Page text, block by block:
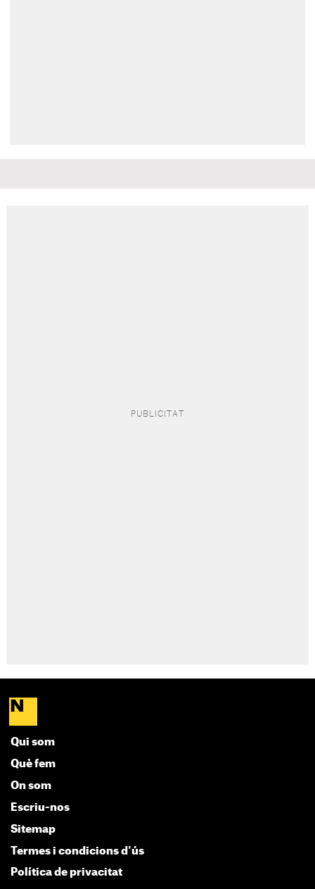
Qui som
Què fem
On som
Escriu-nos
Sitemap
Termes i condicions d'ús
Política de privacitat